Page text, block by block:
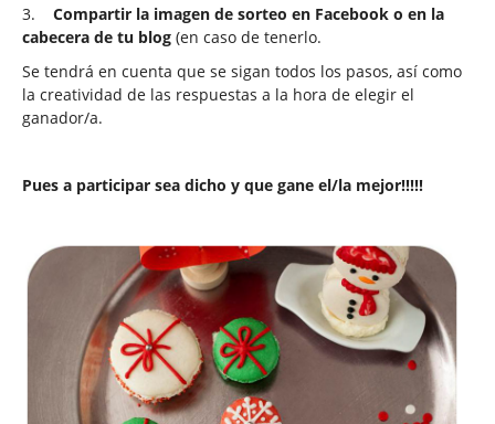
3.
Compartir la imagen de sorteo en Facebook o en la
cabecera de tu blog (en caso de tenerlo.
Se tendrá en cuenta que se sigan todos los pasos, así como
la creatividad de las respuestas a la hora de elegir el
ganador/a.
Pues a participar sea dicho y que gane el/la mejor!!!!!